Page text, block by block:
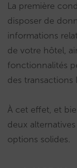
La première
disposer de
informations
de votre hôtel,
fonctionnalités
des transactions
À cet effet, et
deux
options solides.